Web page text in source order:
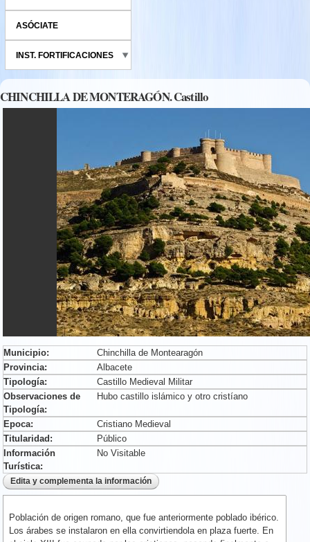
ASÓCIATE
INST. FORTIFICACIONES
CHINCHILLA DE MONTERAGÓN. Castillo
Municipio:
Chinchilla de Montearagón
Provincia:
Albacete
Tipología:
Castillo Medieval Militar
Observaciones de
Tipología:
Hubo castillo islámico y otro cristíano
Epoca:
Cristiano Medieval
Titularidad:
Público
Información
Turística:
No Visitable
Población de origen romano, que fue anteriormente poblado ibérico.
Los árabes se instalaron en ella convirtiendola en plaza fuerte. En